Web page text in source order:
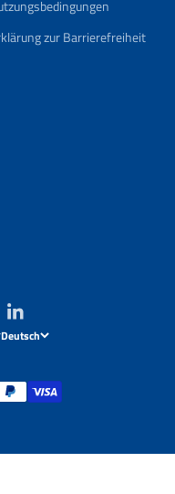
zur Barrierefreiheit
Deutsch